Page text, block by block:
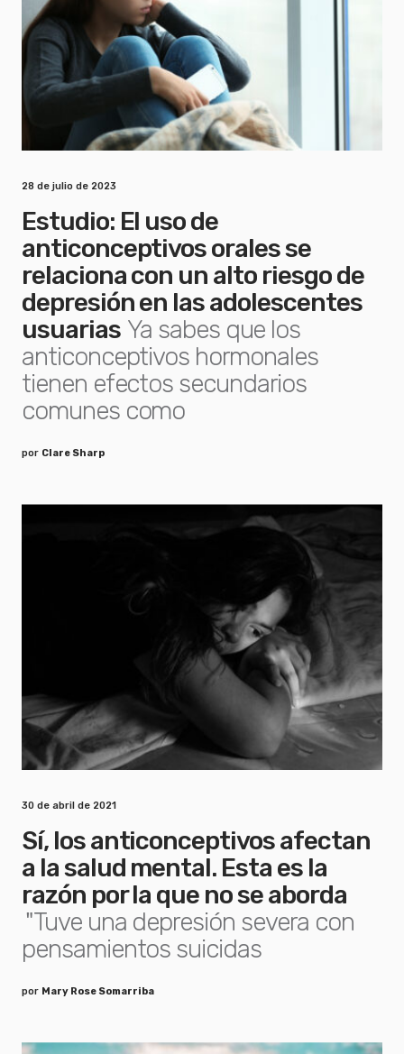
28 de julio de 2023
Estudio: El uso de
anticonceptivos orales se
relaciona con un alto riesgo de
depresión en las adolescentes
usuarias Ya sabes que los
anticonceptivos hormonales
tienen efectos secundarios
comunes como
por Clare Sharp
30 de abril de 2021
Sí, los anticonceptivos afectan
a la salud mental. Esta es la
razón por la que no se aborda
"Tuve una depresión severa con
pensamientos suicidas
por Mary Rose Somarriba